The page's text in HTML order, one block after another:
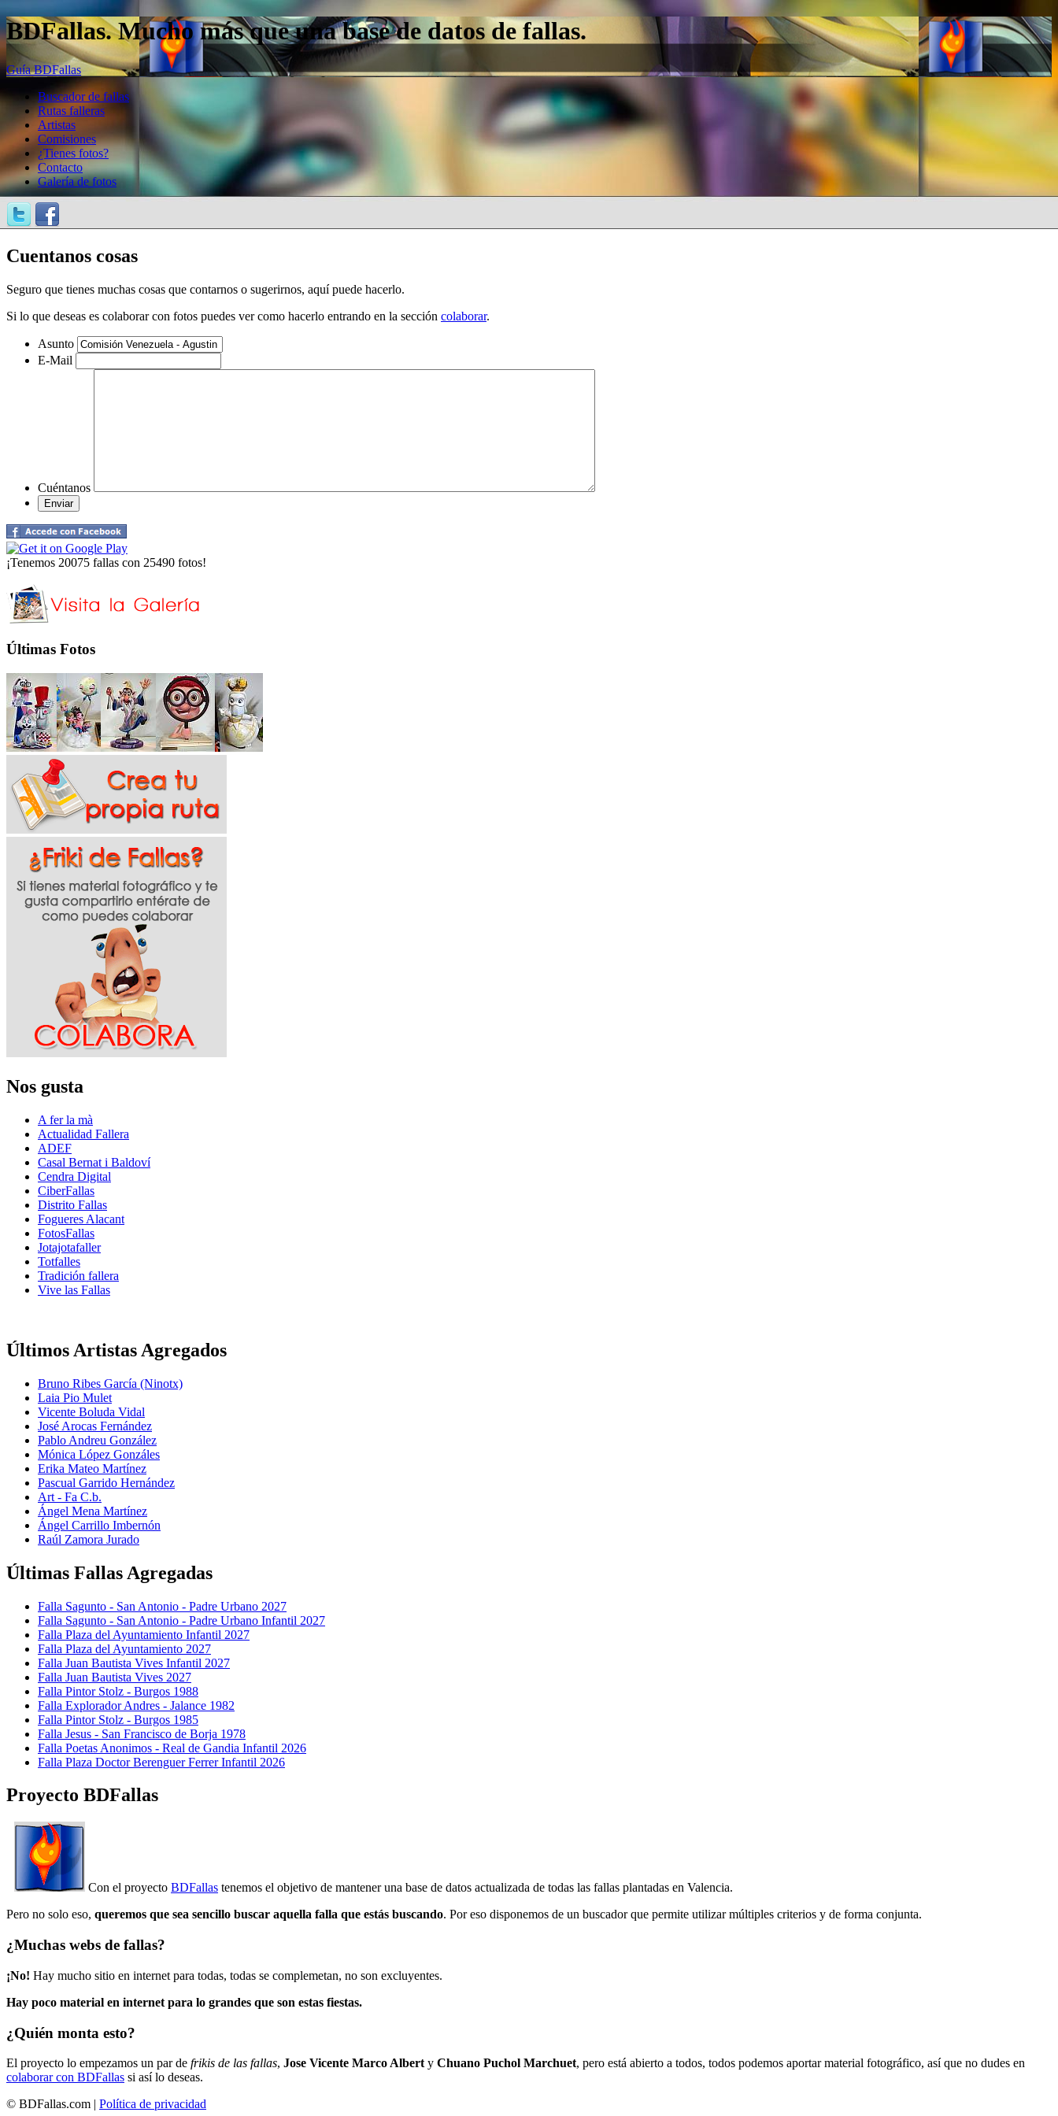
BDFallas. Mucho más que una base de datos de fallas.
Guía BDFallas
Buscador de fallas
Rutas falleras
Artistas
Comisiones
¿Tienes fotos?
Contacto
Galería de fotos
Cuentanos cosas
Seguro que tienes muchas cosas que contarnos o sugerirnos, aquí puede hacerlo.
Si lo que deseas es colaborar con fotos puedes ver como hacerlo entrando en la sección colaborar.
Asunto
E-Mail
Cuéntanos
¡Tenemos 20075 fallas con 25490 fotos!
Últimas Fotos
Nos gusta
A fer la mà
Actualidad Fallera
ADEF
Casal Bernat i Baldoví
Cendra Digital
CiberFallas
Distrito Fallas
Fogueres Alacant
FotosFallas
Jotajotafaller
Totfalles
Tradición fallera
Vive las Fallas
Últimos Artistas Agregados
Bruno Ribes García (Ninotx)
Laia Pio Mulet
Vicente Boluda Vidal
José Arocas Fernández
Pablo Andreu González
Mónica López Gonzáles
Erika Mateo Martínez
Pascual Garrido Hernández
Art - Fa C.b.
Ángel Mena Martínez
Ángel Carrillo Imbernón
Raúl Zamora Jurado
Últimas Fallas Agregadas
Falla Sagunto - San Antonio - Padre Urbano 2027
Falla Sagunto - San Antonio - Padre Urbano Infantil 2027
Falla Plaza del Ayuntamiento Infantil 2027
Falla Plaza del Ayuntamiento 2027
Falla Juan Bautista Vives Infantil 2027
Falla Juan Bautista Vives 2027
Falla Pintor Stolz - Burgos 1988
Falla Explorador Andres - Jalance 1982
Falla Pintor Stolz - Burgos 1985
Falla Jesus - San Francisco de Borja 1978
Falla Poetas Anonimos - Real de Gandia Infantil 2026
Falla Plaza Doctor Berenguer Ferrer Infantil 2026
Proyecto BDFallas
Con el proyecto BDFallas tenemos el objetivo de mantener una base de datos actualizada de todas las fallas plantadas en Valencia.
Pero no solo eso, queremos que sea sencillo buscar aquella falla que estás buscando. Por eso disponemos de un buscador que permite utilizar múltiples criterios y de forma conjunta.
¿Muchas webs de fallas?
¡No! Hay mucho sitio en internet para todas, todas se complemetan, no son excluyentes.
Hay poco material en internet para lo grandes que son estas fiestas.
¿Quién monta esto?
El proyecto lo empezamos un par de frikis de las fallas, Jose Vicente Marco Albert y Chuano Puchol Marchuet, pero está abierto a todos, todos podemos aportar material fotográfico, así que no dudes en
colaborar con BDFallas si así lo deseas.
© BDFallas.com | Política de privacidad